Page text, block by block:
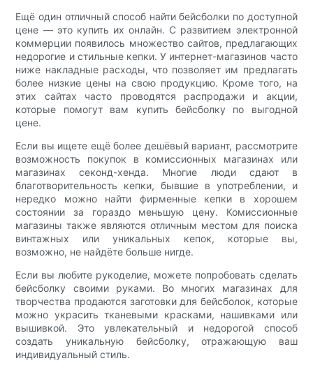
Ещё один отличный способ найти бейсболки по доступной
цене — это купить их онлайн. С развитием электронной
коммерции появилось множество сайтов, предлагающих
недорогие и стильные кепки. У интернет-магазинов часто
ниже накладные расходы, что позволяет им предлагать
более низкие цены на свою продукцию. Кроме того, на
этих сайтах часто проводятся распродажи и акции,
которые помогут вам купить бейсболку по выгодной
цене.
Если вы ищете ещё более дешёвый вариант, рассмотрите
возможность покупок в комиссионных магазинах или
магазинах секонд-хенда. Многие люди сдают в
благотворительность кепки, бывшие в употреблении, и
нередко можно найти фирменные кепки в хорошем
состоянии за гораздо меньшую цену. Комиссионные
магазины также являются отличным местом для поиска
винтажных или уникальных кепок, которые вы,
возможно, не найдёте больше нигде.
Если вы любите рукоделие, можете попробовать сделать
бейсболку своими руками. Во многих магазинах для
творчества продаются заготовки для бейсболок, которые
можно украсить тканевыми красками, нашивками или
вышивкой. Это увлекательный и недорогой способ
создать уникальную бейсболку, отражающую ваш
индивидуальный стиль.